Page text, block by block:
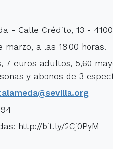
- Calle Crédito, 13 -
marzo, a las 18.00 horas.
7 euros adultos, 5,60
y abonos de 3
http://bit.ly/2Cj0PyM